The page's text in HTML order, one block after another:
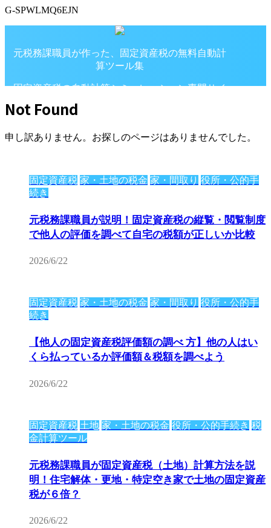
G-SPWLMQ6EJN
元税務課職員が作った、固定資産税の無料自動計
算ツール集
固定資産税の自動計算シミュレーション専門サイ
Not Found
申し訳ありません。お探しのページはありませんでした。
固定資産税 家・土地の税金 家・間取り 役所・公的手
続き
元税務課職員が説明！固定資産税の縦覧・閲覧制度
で他人の評価を調べて自宅の税額が正しいか比較
2026/6/22
固定資産税 家・土地の税金 家・間取り 役所・公的手
続き
【他人の固定資産税評価額の調べ 方】他の人はい
くら払っているか評価額＆税額を調べよう
2026/6/22
固定資産税 土地 家・土地の税金 役所・公的手続き 税
金計算ツール
元税務課職員が固定資産税（土地）計算方法を説
明！住宅解体・更地・特定空き家で土地の固定資産
税が６倍？
2026/6/22